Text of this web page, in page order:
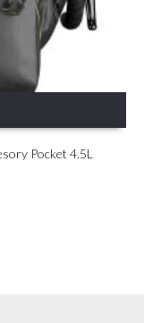
Pocket 4.5L